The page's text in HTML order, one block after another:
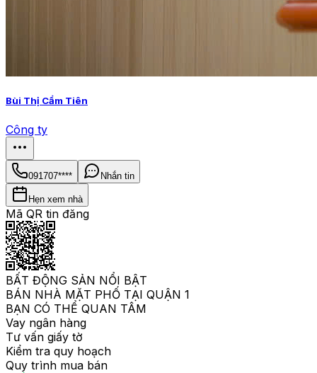
Bùi Thị Cẩm Tiên
Công ty
091707**** Nhắn tin
Hẹn xem nhà
Mã QR tin đăng
BẤT ĐỘNG SẢN NỔI BẬT
BÁN NHÀ MẶT PHỐ TẠI QUẬN 1
BẠN CÓ THỂ QUAN TÂM
Vay ngân hàng
Tư vấn giấy tờ
Kiểm tra quy hoạch
Quy trình mua bán